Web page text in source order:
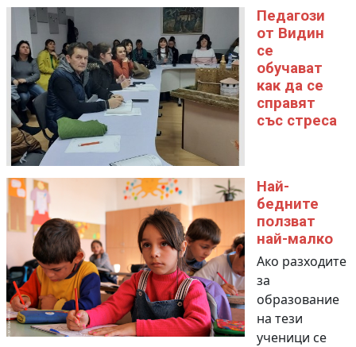
Педагози
от Видин
се
обучават
как да се
справят
със стреса
Най-
бедните
ползват
най-малко
Ако разходите
за
образование
на тези
ученици се